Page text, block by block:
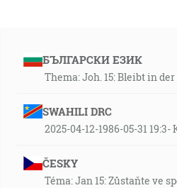
БЪЛГАРСКИ ЕЗИК
Thema: Joh. 15: Bleibt in
SWAHILI DRC
2025-04-12-1986-05-31
ČESKY
Téma: Jan 15: Zůstaňte ve